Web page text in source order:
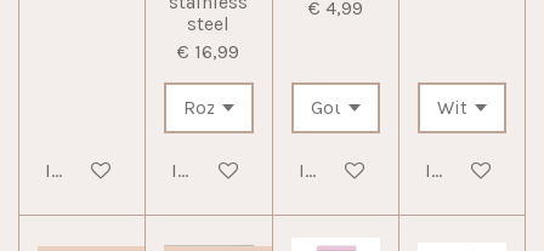
In winkelwagen
steel
€ 16,99
In winkelwagen
€ 4,99
In winkelwagenIn